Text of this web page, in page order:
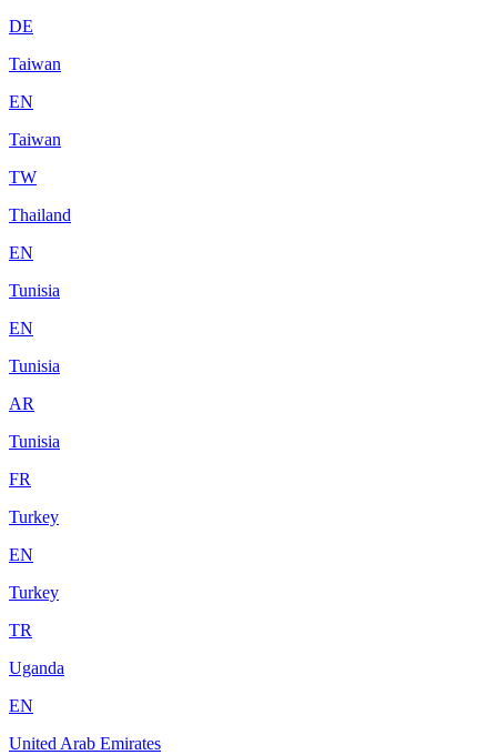
DE
Taiwan
EN
Taiwan
TW
Thailand
EN
Tunisia
EN
Tunisia
AR
Tunisia
FR
Turkey
EN
Turkey
TR
Uganda
EN
United Arab Emirates